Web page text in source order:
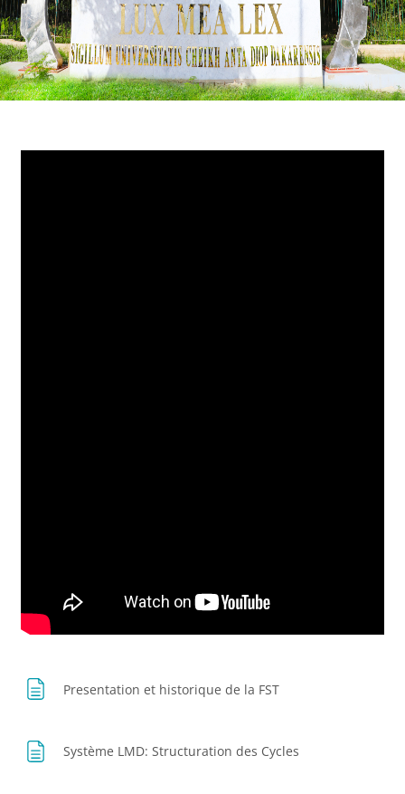
Presentation et historique de la FSTPage
Système LMD: Structuration des Cycles